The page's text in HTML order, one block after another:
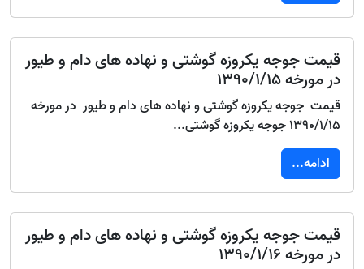
قیمت جوجه یکروزه گوشتی و نهاده های دام و طیور
در مورخه 1390/1/15
قیمت جوجه یکروزه گوشتی و نهاده های دام و طیور در مورخه
1390/1/15 جوجه یکروزه گوشتی...
ادامه...
قیمت جوجه یکروزه گوشتی و نهاده های دام و طیور
در مورخه 1390/1/16